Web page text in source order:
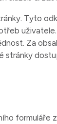
Tyto
Za
stránky
formuláře